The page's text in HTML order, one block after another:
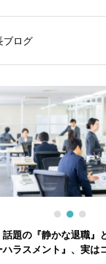
ブログ
話題の『静かな退職』
ハラスメント』、実は